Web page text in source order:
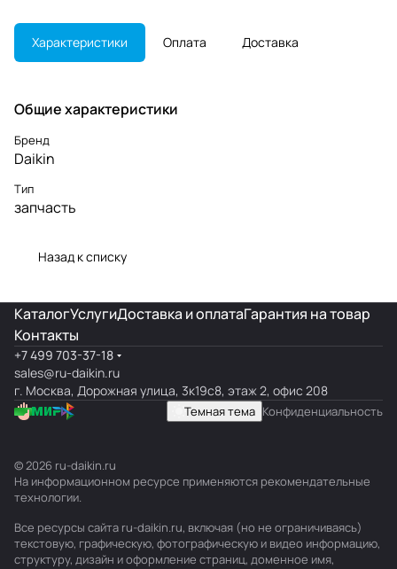
Характеристики Оплата Доставка
Общие характеристики
Бренд
Daikin
Тип
запчасть
Назад к списку
КаталогУслугиДоставка и оплатаГарантия на товар
Контакты
+7 499 703-37-18
sales@ru-daikin.ru
г. Москва, Дорожная улица, 3к19с8, этаж 2, офис 208
Темная тема Конфиденциальность
© 2026 ru-daikin.ru
На информационном ресурсе применяются рекомендательные
технологии.
Все ресурсы сайта ru-daikin.ru, включая (но не ограничиваясь)
текстовую, графическую, фотографическую и видео информацию,
структуру, дизайн и оформление страниц, доменное имя,